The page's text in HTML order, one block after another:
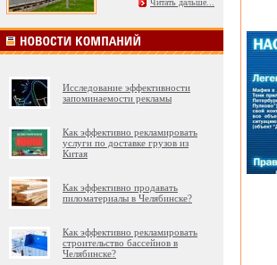
Читать дальше...
Исследование эффективности
запоминаемости рекламы
Как эффективно рекламировать
услуги по доставке грузов из
Китая
Как эффективно продавать
пиломатериалы в Челябинске?
Как эффективно рекламировать
строительство бассейнов в
Челябинске?